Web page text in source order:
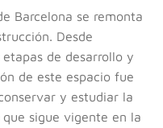
Barcelona se remonta
Desde
de desarrollo y
de este espacio fue
y estudiar la
sigue vigente en la